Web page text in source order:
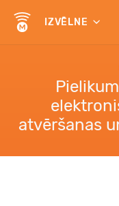
IZVĒLNE
atvēršanas